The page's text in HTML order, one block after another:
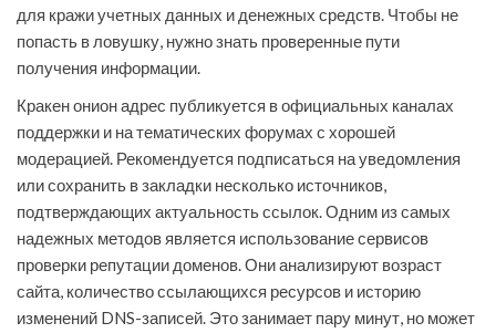
для кражи учетных данных и денежных средств. Чтобы не
попасть в ловушку, нужно знать проверенные пути
получения информации.
Кракен онион адрес публикуется в официальных каналах
поддержки и на тематических форумах с хорошей
модерацией. Рекомендуется подписаться на уведомления
или сохранить в закладки несколько источников,
подтверждающих актуальность ссылок. Одним из самых
надежных методов является использование сервисов
проверки репутации доменов. Они анализируют возраст
сайта, количество ссылающихся ресурсов и историю
изменений DNS-записей. Это занимает пару минут, но может